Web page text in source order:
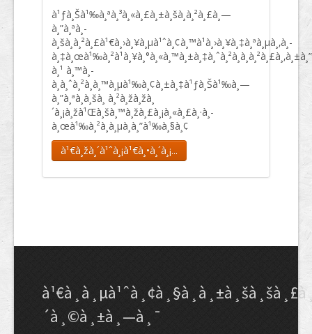
à¹ƒà¸Šà¹‰à¸ªà¸³à¸«à¸£à¸±à¸šà¸à¸²à¸£à¸—
à¸”à¸ªà¸­
à¸šà¸à¸²à¸£à¹€à¸›à¸¥à¸µà¹ˆà¸¢à¸™à¹à¸›à¸¥à¸‡à¸ªà¸µà¸‚à¸­
à¸¹ à¸™à¸­
à¸à¸ˆà¸²à¸à¸™à¸µà¹‰à¸¢à¸±à¸‡à¹ƒà¸Šà¹‰à¸—
à¸”à¸ªà¸­à¸šà¸ à¸²à¸žà¸žà¸
´à¸¡à¸žà¹Œà¸šà¸™à¸žà¸£à¸¡à¸«à¸£à¸·à¸­
à¸œà¹‰à¸²à¸­à¸µà¸à¸”à¹‰à¸§à¸¢
à¹€à¸žà¸´à¹ˆà¸¡à¹€à¸•à¸´à¸¡...
´à¸©à¸±à¸—à¸¯